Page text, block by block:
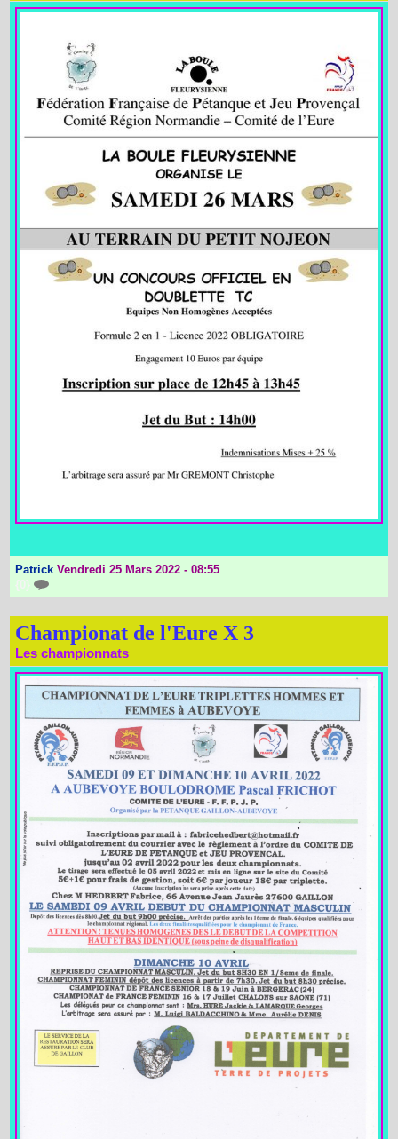
Patrick Vendredi 25 Mars 2022 - 08:55
{0}
Championat de l'Eure X 3
Les championnats